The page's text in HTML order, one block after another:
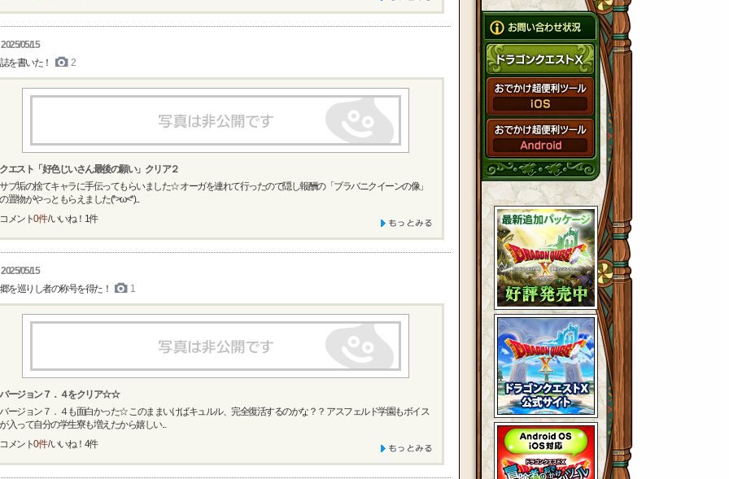
2025/05/15
を書いた！
2
クエスト「好色じいさん最後の願い」クリア２
サブ垢の捨てキャラに手伝ってもらいました☆ オーガを連れて行ったので隠し報酬の「ブラバニクイーンの像」
の置物がやっともらえました(*>ω<*)...
コメント0件/ いいね！ 1件
2025/05/15
を巡りし者の称号を得た！
1
バージョン７．４をクリア☆☆
バージョン７．４も面白かった☆ このままいけばキュルル、完全復活するのかな？？ アスフェルド学園もボイス
が入って自分の学生寮も増えたから嬉しい...
コメント0件/ いいね！ 4件